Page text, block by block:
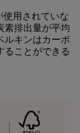
用されていな
素排出量が平均
ルキンはカーボ
ることができる